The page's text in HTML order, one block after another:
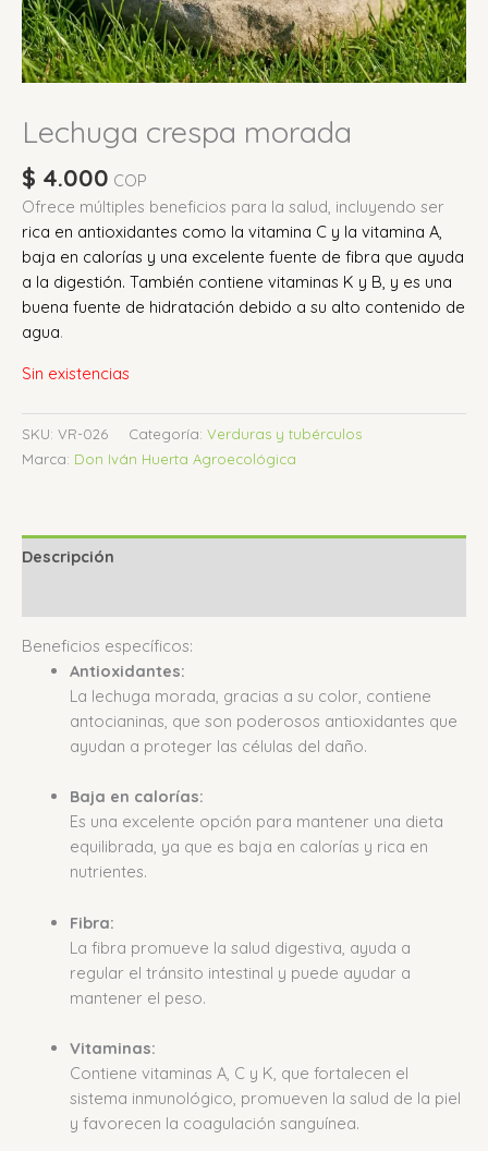
Lechuga crespa morada
$ 4.000 COP
Ofrece múltiples beneficios para la salud, incluyendo ser
rica en antioxidantes como la vitamina C y la vitamina A,
baja en calorías y una excelente fuente de fibra que ayuda
a la digestión. También contiene vitaminas K y B, y es una
buena fuente de hidratación debido a su alto contenido de
agua.
Sin existencias
SKU: VR-026 Categoría: Verduras y tubérculos
Marca: Don Iván Huerta Agroecológica
Descripción
Beneficios específicos:
Antioxidantes:
La lechuga morada, gracias a su color, contiene
antocianinas, que son poderosos antioxidantes que
ayudan a proteger las células del daño.
Baja en calorías:
Es una excelente opción para mantener una dieta
equilibrada, ya que es baja en calorías y rica en
nutrientes.
Fibra:
La fibra promueve la salud digestiva, ayuda a
regular el tránsito intestinal y puede ayudar a
mantener el peso.
Vitaminas:
Contiene vitaminas A, C y K, que fortalecen el
sistema inmunológico, promueven la salud de la piel
y favorecen la coagulación sanguínea.